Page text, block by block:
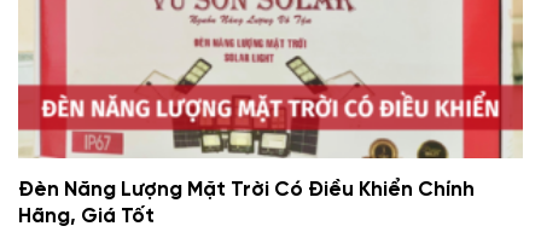
Đèn Năng Lượng Mặt Trời Có Điều Khiển Chính
Hãng, Giá Tốt